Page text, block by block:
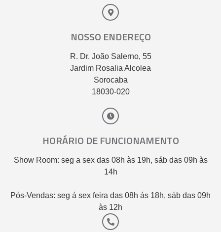
NOSSO ENDEREÇO
R. Dr. João Salerno, 55
Jardim Rosalia Alcolea
Sorocaba
18030-020
HORÁRIO DE FUNCIONAMENTO
Show Room: seg a sex das 08h às 19h, sáb das 09h às
14h
Pós-Vendas: seg á sex feira das 08h ás 18h, sáb das 09h
às 12h